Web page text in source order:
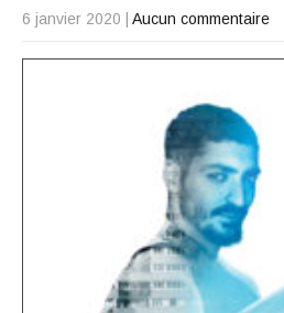
6 janvier 2020 Aucun commentaire